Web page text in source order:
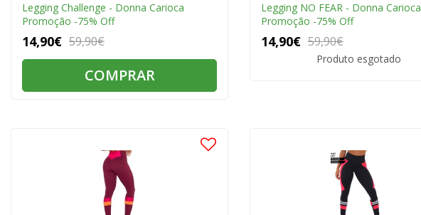
Legging Challenge - Donna Carioca
Promoção -75% Off
14,90€ 59,90€
COMPRAR
Legging NO FEAR - Donna Carioca
Promoção -75% Off
14,90€ 59,90€
Produto esgotado